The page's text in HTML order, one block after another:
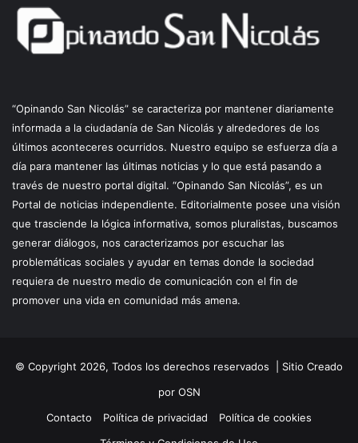
“Opinando San Nicolás” se caracteriza por mantener diariamente
informada a la ciudadanía de San Nicolás y alrededores de los
últimos aconteceres ocurridos. Nuestro equipo se esfuerza día a
día para mantener las últimas noticias y lo que está pasando a
través de nuestro portal digital. “Opinando San Nicolás”, es un
Portal de noticias independiente. Editorialmente posee una visión
que trasciende la lógica informativa, somos pluralistas, buscamos
generar diálogos, nos caracterizamos por escuchar las
problemáticas sociales y ayudar en temas donde la sociedad
requiera de nuestro medio de comunicación con el fin de
promover una vida en comunidad más amena.
© Copyright 2026, Todos los derechos reservados | Sitio Creado
por OSN
Contacto
Política de privacidad
Política de cookies